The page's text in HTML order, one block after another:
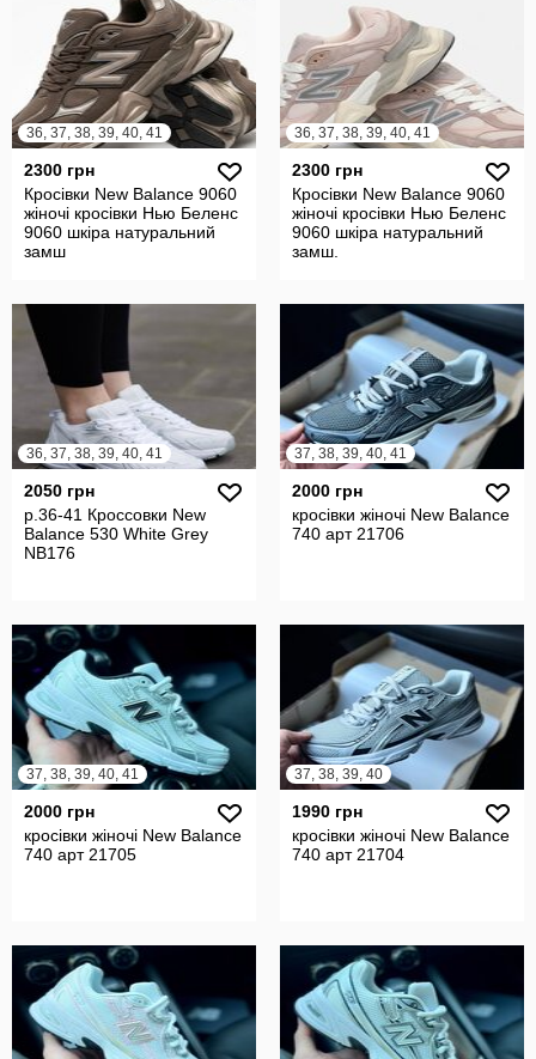
36, 37, 38, 39, 40, 41
2300 грн
Кросівки New Balance 9060
жіночі кросівки Нью Беленс
9060 шкіра натуральний
замш
36, 37, 38, 39, 40, 41
2300 грн
Кросівки New Balance 9060
жіночі кросівки Нью Беленс
9060 шкіра натуральний
замш.
36, 37, 38, 39, 40, 41
2050 грн
р.36-41 Кроссовки New
Balance 530 White Grey
NB176
37, 38, 39, 40, 41
2000 грн
кросівки жіночі New Balance
740 арт 21706
37, 38, 39, 40, 41
2000 грн
кросівки жіночі New Balance
740 арт 21705
37, 38, 39, 40
1990 грн
кросівки жіночі New Balance
740 арт 21704